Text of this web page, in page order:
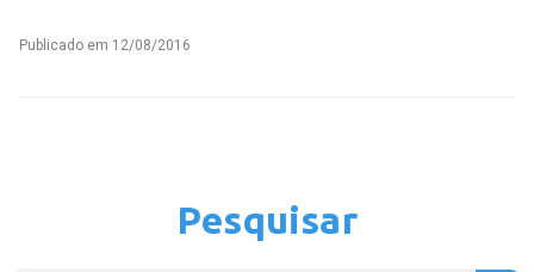
Publicado em 12/08/2016
Pesquisar